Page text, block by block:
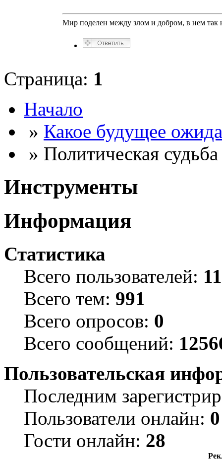
Мир поделен между злом и добром, в нем так
Страница: 1
Начало
» Какое будущее
» Политическая
Инструменты
Информация
Статистика
Всего пользователей:
Всего тем: 991
Всего опросов: 0
Всего сообщений:
Пользовательская
Последним
Пользователи онлайн: 0
Гости онлайн: 28